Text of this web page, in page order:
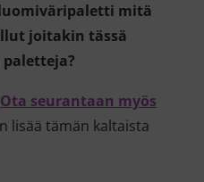
mitä
joitakin tässä
Ota seurantaan myös
lisää tämän kaltaista